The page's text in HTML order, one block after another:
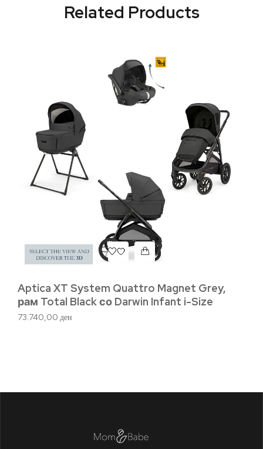
Related Products
Aptica XT System Quattro Magnet Grey,
рам Total Black со Darwin Infant i-Size
73.740,00 ден